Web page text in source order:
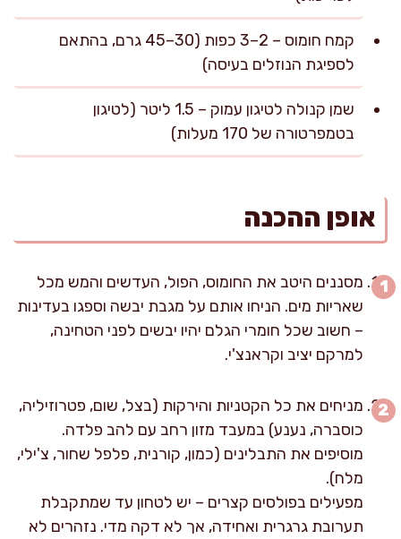
קמח חומוס – 2–3 כפות (30–45 גרם, בהתאם
לספיגת הנוזלים בעיסה)
שמן קנולה לטיגון עמוק – 1.5 ליטר (לטיגון
בטמפרטורה של 170 מעלות)
אופן ההכנה
מסננים היטב את החומוס, הפול, העדשים והמש מכל
שאריות מים. הניחו אותם על מגבת יבשה וספגו בעדינות
– חשוב שכל חומרי הגלם יהיו יבשים לפני הטחינה,
למרקם יציב וקראנצ'י.
מניחים את כל הקטניות והירקות (בצל, שום, פטרוזיליה,
כוסברה, נענע) במעבד מזון רחב עם להב פלדה.
מוסיפים את התבלינים (כמון, קורנית, פלפל שחור, צ'ילי,
מלח).
מפעילים בפולסים קצרים – יש לטחון עד שמתקבלת
תערובת גרגרית ואחידה, אך לא דקה מדי. נזהרים לא